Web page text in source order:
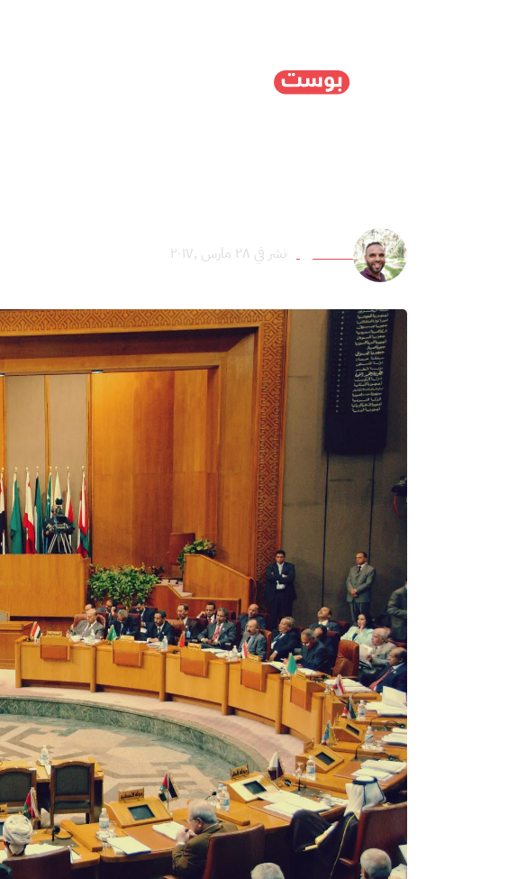
عائد عميرة نشر في ٢٨ مارس ,٢٠١٧